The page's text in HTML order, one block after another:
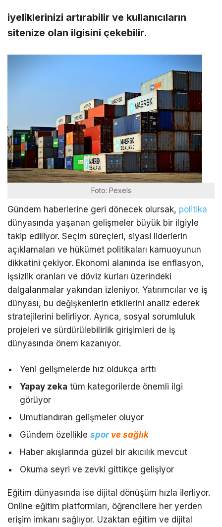
iyeliklerinizi artırabilir ve kullanıcıların
sitenize olan ilgisini çekebilir.
Foto: Pexels
Gündem haberlerine geri dönecek olursak, politika
dünyasında yaşanan gelişmeler büyük bir ilgiyle
takip ediliyor. Seçim süreçleri, siyasi liderlerin
açıklamaları ve hükümet politikaları kamuoyunun
dikkatini çekiyor. Ekonomi alanında ise enflasyon,
işsizlik oranları ve döviz kurları üzerindeki
dalgalanmalar yakından izleniyor. Yatırımcılar ve iş
dünyası, bu değişkenlerin etkilerini analiz ederek
stratejilerini belirliyor. Ayrıca, sosyal sorumluluk
projeleri ve sürdürülebilirlik girişimleri de iş
dünyasında önem kazanıyor.
Yeni gelişmelerde hız oldukça arttı
Yapay zeka tüm kategorilerde önemli ilgi
görüyor
Umutlandıran gelişmeler oluyor
Gündem özellikle sporve sağlık
Haber akışlarında güzel bir akıcılık mevcut
Okuma seyri ve zevki gittikçe gelişiyor
Eğitim dünyasında ise dijital dönüşüm hızla ilerliyor.
Online eğitim platformları, öğrencilere her yerden
erişim imkanı sağlıyor. Uzaktan eğitim ve dijital